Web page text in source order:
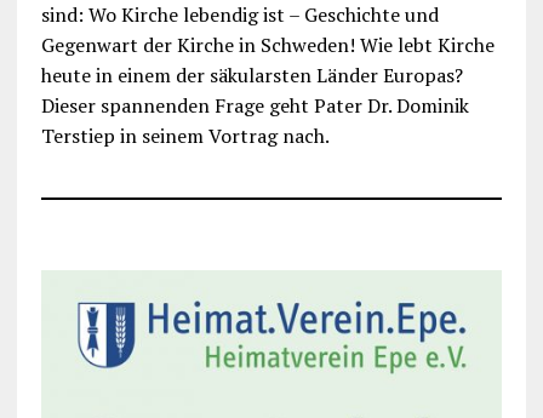
sind: Wo Kirche lebendig ist – Geschichte und
Gegenwart der Kirche in Schweden! Wie lebt Kirche
heute in einem der säkularsten Länder Europas?
Dieser spannenden Frage geht Pater Dr. Dominik
Terstiep in seinem Vortrag nach.